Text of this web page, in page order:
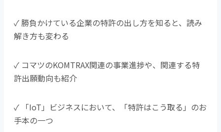
✓ 勝負かけている企業の特許の出し方を知ると、読み
解き方も変わる
✓ コマツのKOMTRAX関連の事業進捗や、関連する特
許出願動向も紹介
✓ 「IoT」ビジネスにおいて、「特許はこう取る」のお
手本の一つ